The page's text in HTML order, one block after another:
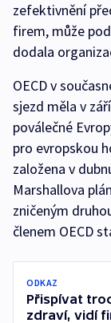
zefektivnění
firem, může
dodala
OECD v
sjezd měla v
poválečné
pro evropskou
založena v
Marshallova
zničeným
členem OECD
ODKAZ
Přispívat
zdraví, vidí